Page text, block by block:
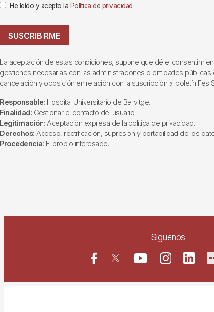
He leído y acepto la Política de privacidad
SUSCRIBIRME
La aceptación de estas condiciones, supone que dé el
gestiones necesarias con las administraciones o entidades
cancelación y oposición en relación con la suscripción al boletín Fes
Responsable: Hospital Universitario de Bellvitge.
Finalidad: Gestionar el contacto del usuario
Legitimación: Aceptación expresa de la política de privacidad.
Derechos: Acceso, rectificación, supresión y portabilidad de los
Procedencia: El propio interesado.
Siguenos